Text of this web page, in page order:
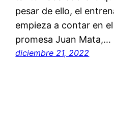
pesar de ello, el
empieza a contar en
promesa Juan Mata,…
diciembre 21, 2022